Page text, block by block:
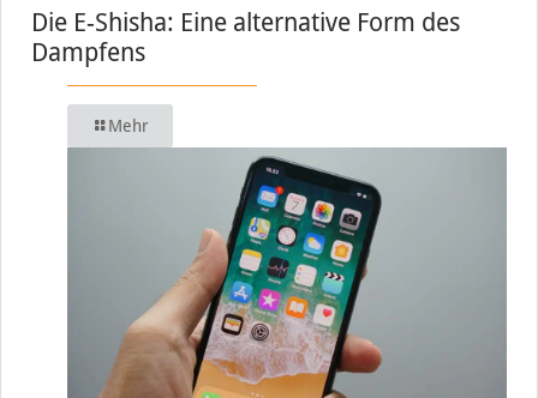
Die E-Shisha: Eine alternative Form des
Dampfens
Mehr